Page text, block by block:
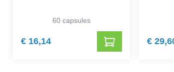
60 capsules
€ 16,14 €